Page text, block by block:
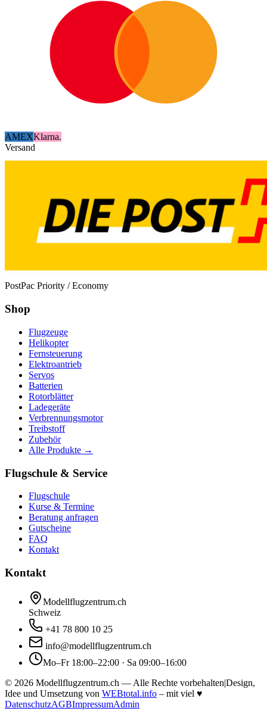
AMEXKlarna.
Versand
PostPac Priority / Economy
Shop
Flugzeuge
Helikopter
Fernsteuerung
Elektroantrieb
Servos
Batterien
Rotorblätter
Ladegeräte
Verbrennungsmotor
Treibstoff
Zubehör
Alle Produkte →
Flugschule & Service
Flugschule
Kurse & Termine
Beratung anfragen
Gutscheine
FAQ
Kontakt
Kontakt
Modellflugzentrum.ch
Schweiz
+41 78 800 10 25
info@modellflugzentrum.ch
Mo–Fr 18:00–22:00 · Sa 09:00–16:00
© 2026 Modellflugzentrum.ch — Alle Rechte vorbehalten|Design,
Idee und Umsetzung von WEBtotal.info – mit viel ♥
DatenschutzAGBImpressumAdmin